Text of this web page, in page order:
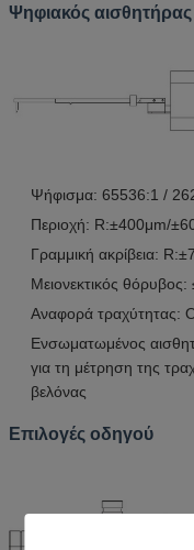
Ψηφιακός
Ψήφισμα: 65536:1 /
Περιοχή: R:±400μm/
Γραμμική ακρίβεια:
Μειονεκτικός
Αναφορά τραχύτητας:
Ενσωματωμένος
για τη μέτρηση της
βελόνας
Επιλογές οδηγού